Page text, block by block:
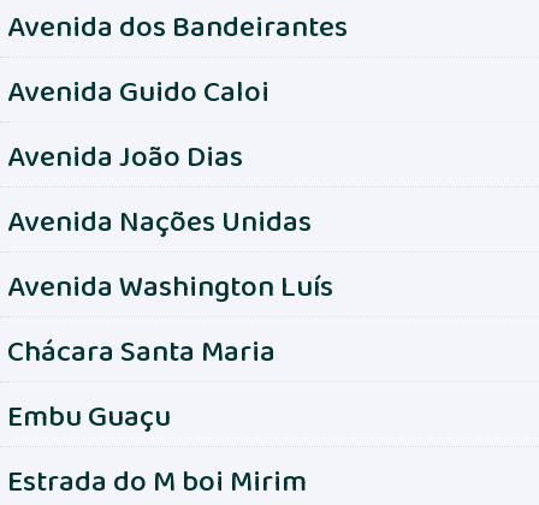
Avenida dos Bandeirantes
Avenida Guido Caloi
Avenida João Dias
Avenida Nações Unidas
Avenida Washington Luís
Chácara Santa Maria
Embu Guaçu
Estrada do M boi Mirim